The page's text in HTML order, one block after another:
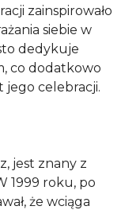
zainspirowało
siebie w
dedykuje
co dodatkowo
jego celebracji.
jest znany z
1999 roku, po
że wciąga